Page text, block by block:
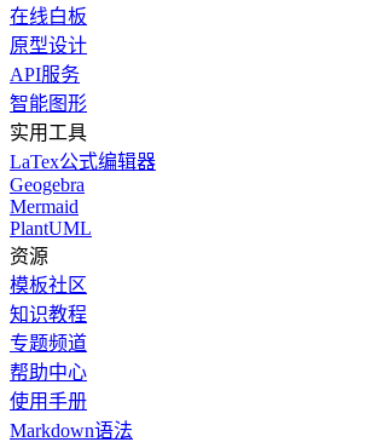
在线白板
原型设计
API服务
智能图形
实用工具
LaTex公式编辑器
Geogebra
Mermaid
PlantUML
资源
模板社区
知识教程
专题频道
帮助中心
使用手册
Markdown语法